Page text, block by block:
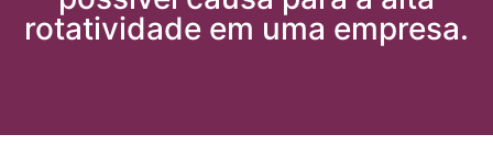
rotatividade em uma empresa.